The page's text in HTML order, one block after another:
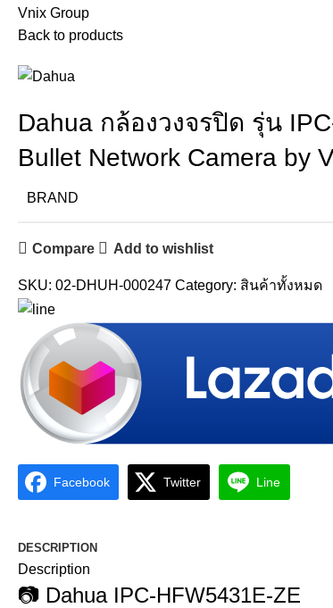
Vnix Group
Back to products
Dahua กล้องวงจรปิด รุ่น
Bullet Network Camera by
BRAND
Compare Add to wishlist
SKU: 02-DHUH-000247 Category: สินค้าทั้งหมด
Facebook Twitter Line
DESCRIPTION
Description
📷 DahuaIPC-HFW5431E-ZE